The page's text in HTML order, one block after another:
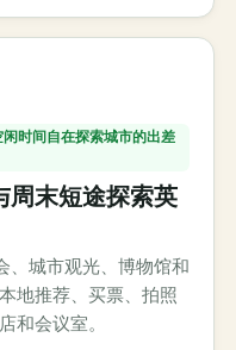
时间自在探索城市的出差
周末短途探索英
城市观光、博物馆和
地推荐、买票、拍照
和会议室。